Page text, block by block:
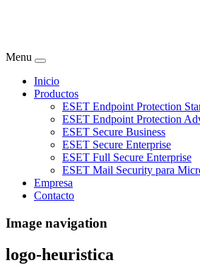
Menu
Inicio
Productos
ESET Endpoint Protection
ESET Endpoint Protection
ESET Secure Business
ESET Secure Enterprise
ESET Full Secure Enterprise
ESET Mail Security para
Empresa
Contacto
Image navigation
logo-heuristica